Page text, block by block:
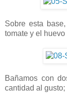
Sobre esta
tomate y el
Bañamos con
cantidad al